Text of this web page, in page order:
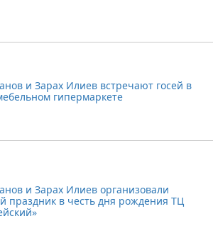
и Зарах Илиев встречают госей в
гипермаркете
и Зарах Илиев организовали
праздник в честь дня рождения ТЦ